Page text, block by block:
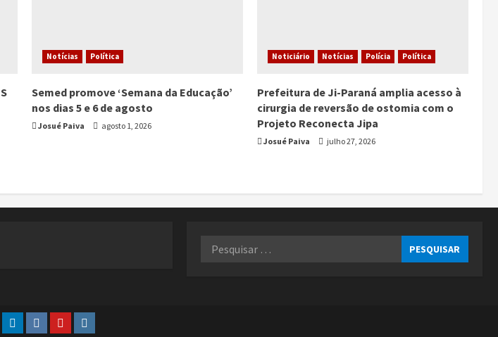
Notícias Política
Semed promove ‘Semana da Educação’
nos dias 5 e 6 de agosto
Josué Paiva agosto 1, 2026
Noticiário Notícias Polícia Política
Prefeitura de Ji-Paraná amplia acesso à
cirurgia de reversão de ostomia com o
Projeto Reconecta Jipa
Josué Paiva julho 27, 2026